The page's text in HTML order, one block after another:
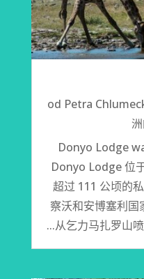
od Petra
Donyo Lodge
Donyo Lodge 位
超过 111 公顷的
察沃和安博塞利国
从乞力马扎罗山